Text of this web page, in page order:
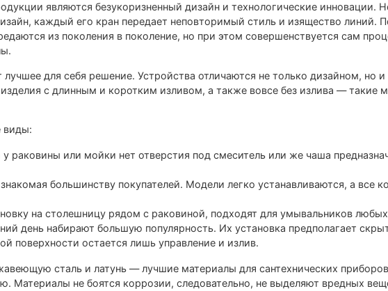
являются безукоризненный дизайн и технологические инновации.
каждый его кран передает неповторимый стиль и изящество линий.
из поколения в поколение, но при этом совершенствуется сам
для себя решение. Устройства отличаются не только дизайном, но
с длинным и коротким изливом, а также вовсе без излива — такие
виды:
раковины или мойки нет отверстия под смеситель или же чаша
большинству покупателей. Модели легко устанавливаются, а все
на столешницу рядом с раковиной, подходят для умывальников
день набирают большую популярность. Их установка предполагает
поверхности остается лишь управление и излив.
сталь и латунь — лучшие материалы для сантехнических
Материалы не боятся коррозии, следовательно, не выделяют вредных